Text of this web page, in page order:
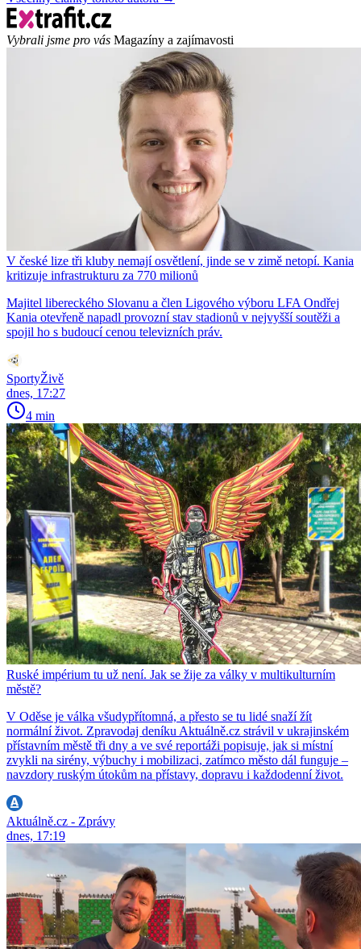
Vybrali jsme pro vás Magazíny a zajímavosti
V české lize tři kluby nemají osvětlení, jinde se v zimě netopí. Kania
kritizuje infrastrukturu za 770 milionů
Majitel libereckého Slovanu a člen Ligového výboru LFA Ondřej
Kania otevřeně napadl provozní stav stadionů v nejvyšší soutěži a
spojil ho s budoucí cenou televizních práv.
SportyŽivě
dnes, 17:27
4 min
Ruské impérium tu už není. Jak se žije za války v multikulturním
městě?
V Oděse je válka všudypřítomná, a přesto se tu lidé snaží žít
normální život. Zpravodaj deníku Aktuálně.cz strávil v ukrajinském
přístavním městě tři dny a ve své reportáži popisuje, jak si místní
zvykli na sirény, výbuchy i mobilizaci, zatímco město dál funguje –
navzdory ruským útokům na přístavy, dopravu i každodenní život.
Aktuálně.cz - Zprávy
dnes, 17:19